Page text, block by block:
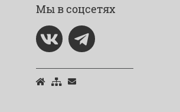
Мы в соцсетях